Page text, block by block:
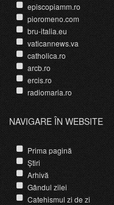
episcopiamm.ro
pioromeno.com
bru-italia.eu
vaticannews.va
catholica.ro
arcb.ro
ercis.ro
radiomaria.ro
NAVIGARE ÎN WEBSITE
Prima pagină
Știri
Arhivă
Gândul zilei
Catehismul zi de zi